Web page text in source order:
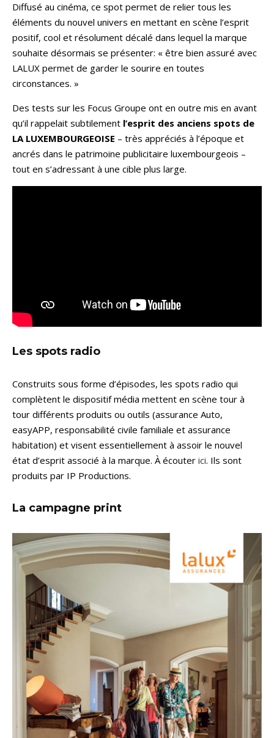
Diffusé au cinéma, ce spot permet de relier tous les
éléments du nouvel univers en mettant en scène l’esprit
positif, cool et résolument décalé dans lequel la marque
souhaite désormais se présenter: « être bien assuré avec
LALUX permet de garder le sourire en toutes
circonstances. »
Des tests sur les Focus Groupe ont en outre mis en avant
qu’il rappelait subtilement l’esprit des anciens spots de
LA LUXEMBOURGEOISE – très appréciés à l’époque et
ancrés dans le patrimoine publicitaire luxembourgeois –
tout en s’adressant à une cible plus large.
Les spots radio
Construits sous forme d’épisodes, les spots radio qui
complètent le dispositif média mettent en scène tour à
tour différents produits ou outils (assurance Auto,
easyAPP, responsabilité civile familiale et assurance
habitation) et visent essentiellement à assoir le nouvel
état d’esprit associé à la marque. À écouter ici. Ils sont
produits par IP Productions.
La campagne print